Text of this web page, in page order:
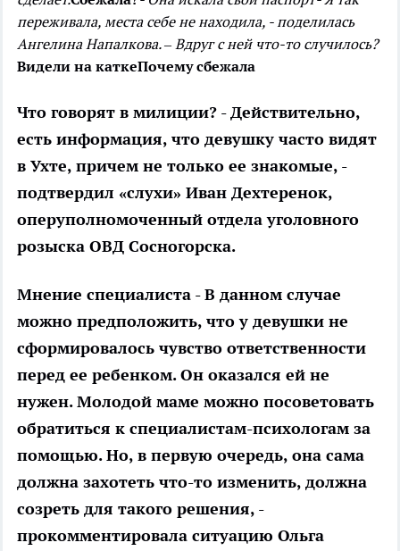
переживала, места себе не находила, - поделилась
Ангелина Напалкова. – Вдруг с ней что-то случилось?
Видели на каткеПочему сбежала
Что говорят в милиции? - Действительно,
есть информация, что девушку часто видят
в Ухте, причем не только ее знакомые, -
подтвердил «слухи» Иван Дехтеренок,
оперуполномоченный отдела уголовного
розыска ОВД Сосногорска.
Мнение специалиста - В данном случае
можно предположить, что у девушки не
сформировалось чувство ответственности
перед ее ребенком. Он оказался ей не
нужен. Молодой маме можно посоветовать
обратиться к специалистам-психологам за
помощью. Но, в первую очередь, она сама
должна захотеть что-то изменить, должна
созреть для такого решения, -
прокомментировала ситуацию Ольга